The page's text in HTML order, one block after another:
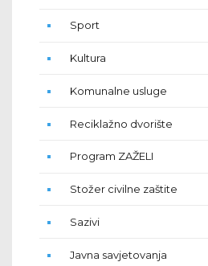
Sport
Kultura
Komunalne usluge
Reciklažno dvorište
Program ZAŽELI
Stožer civilne zaštite
Sazivi
Javna savjetovanja